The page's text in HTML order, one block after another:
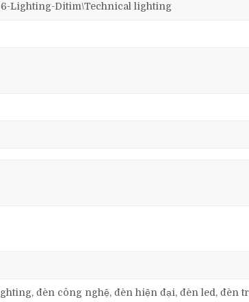
Lighting-Ditim\Technical lighting
đèn công nghệ, đèn hiện đại, đèn led, đèn